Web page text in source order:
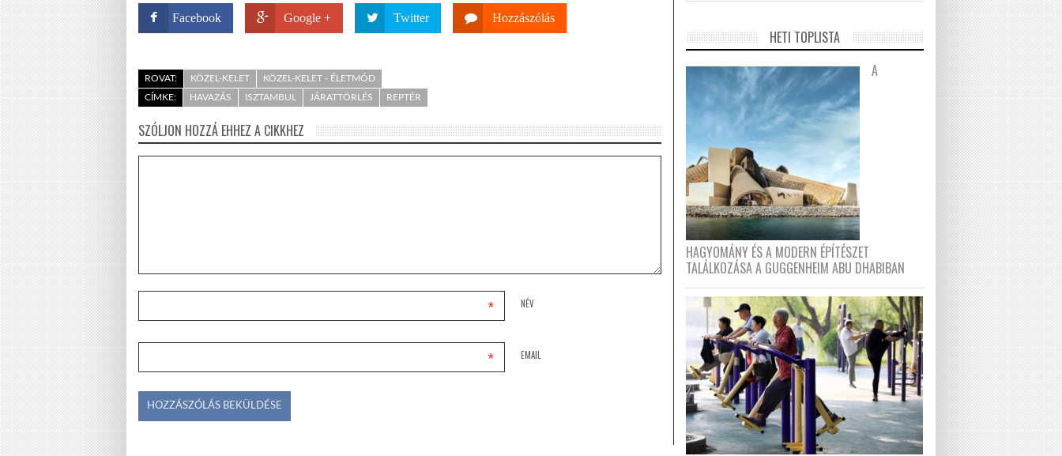
Facebook Google + Twitter Hozzászólás
ROVAT: KÖZEL-KELET
KÖZEL-KELET - ÉLETMÓD
CÍMKE:
HAVAZÁS ISZTAMBUL JÁRATTÖRLÉS REPTÉR
SZÓLJON HOZZÁ EHHEZ A CIKKHEZ
NÉV
*
EMAIL
*
HETI TOPLISTA
A
HAGYOMÁNY ÉS A MODERN ÉPÍTÉSZET
TALÁLKOZÁSA A GUGGENHEIM ABU DHABIBAN